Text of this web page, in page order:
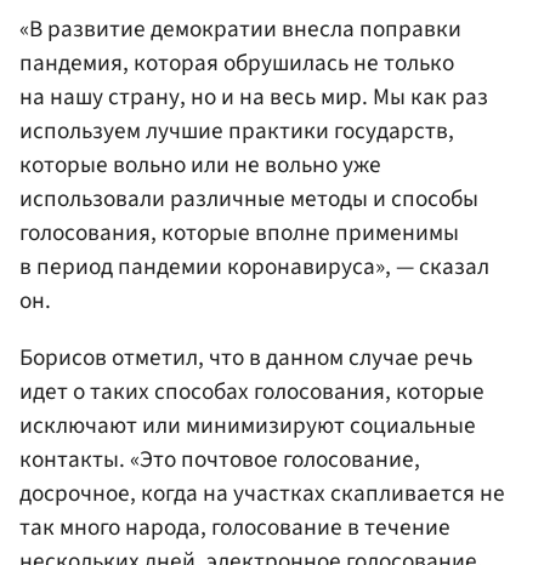
«В развитие демократии внесла поправки
пандемия, которая обрушилась не только
на нашу страну, но и на весь мир. Мы как раз
используем лучшие практики государств,
которые вольно или не вольно уже
использовали различные методы и способы
голосования, которые вполне применимы
в период пандемии коронавируса», — сказал
он.
Борисов отметил, что в данном случае речь
идет о таких способах голосования, которые
исключают или минимизируют социальные
контакты. «Это почтовое голосование,
досрочное, когда на участках скапливается не
так много народа, голосование в течение